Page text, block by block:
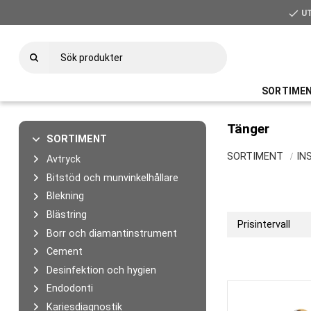
check
Tänger
SORTIMENT
Prisintervall
SORTIMENT
Avtryck
Bitstöd och munvinkelhållare
Blekning
Blästring
Borr och diamantinstrument
Cement
Desinfektion och hygien
Endodonti
Kariesdiagnostik